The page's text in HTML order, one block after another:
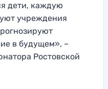
дети, каждую
учреждения
в будущем», –
Ростовской